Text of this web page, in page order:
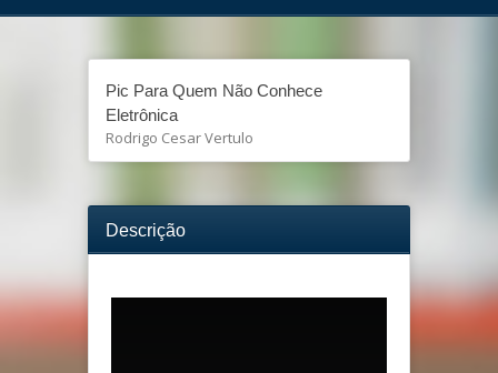
Pic Para Quem Não Conhece
Eletrônica
Rodrigo Cesar Vertulo
Descrição